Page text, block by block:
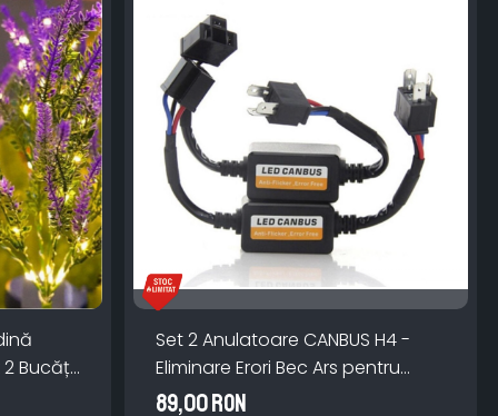
2 Bucăți
Set 2 Anulatoare CANBUS H4 -
Eliminare Erori Bec Ars pentru
Faruri LED
89,00 RON